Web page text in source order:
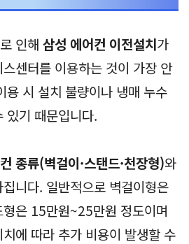
인해 삼성 에어컨 이전설치가
센터를 이용하는 것이 가장 안
용 시 설치 불량이나 냉매 누수
있기 때문입니다.
종류(벽걸이·스탠드·천장형)와
니다. 일반적으로 벽걸이형은
은 15만원~25만원 정도이며
에 따라 추가 비용이 발생할 수